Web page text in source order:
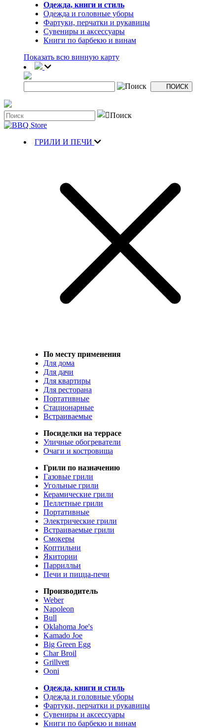
Одежда, книги и стиль
Одежда и головные уборы
Фартуки, перчатки и рукавицы
Сувениры и аксессуары
Книги по барбекю и винам
Показать всю винную карту
ГРИЛИ И ПЕЧИ
По месту применения
Для дома
Для дачи
Для квартиры
Для ресторана
Портативные
Стационарные
Встраиваемые
Посиделки на террасе
Уличные обогреватели
Очаги и костровища
Грили по назначению
Газовые грили
Угольные грили
Керамические грили
Пеллетные грили
Портативные
Электрические грили
Встраиваемые грили
Смокеры
Коптильни
Якитории
Паррилльи
Печи и пицца-печи
Производитель
Weber
Napoleon
Bull
Oklahoma Joe's
Kamado Joe
Big Green Egg
Char Broil
Grillvett
Ooni
Одежда, книги и стиль
Одежда и головные уборы
Фартуки, перчатки и рукавицы
Сувениры и аксессуары
Книги по барбекю и винам